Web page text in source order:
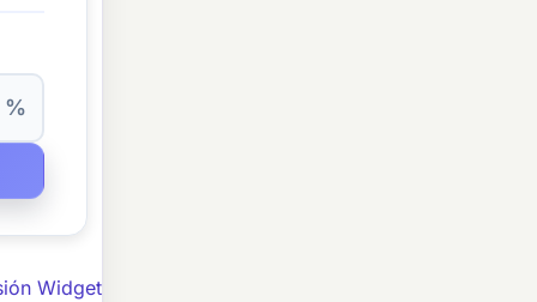
%
Widget